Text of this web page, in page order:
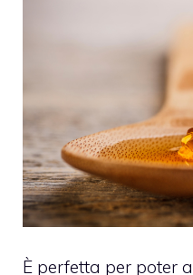
È perfetta per poter